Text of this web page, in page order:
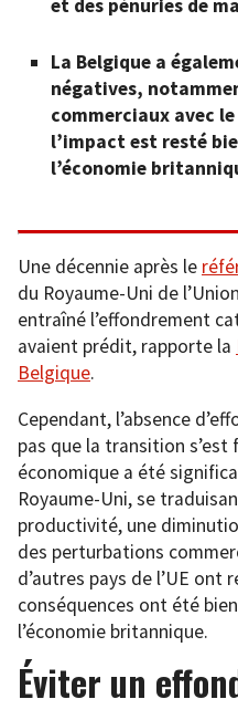
et des pénuries de
La Belgique a
négatives,
commerciaux avec
l’impact est resté
l’économie
Une décennie après le
du Royaume-Uni de
entraîné l’effondrement
avaient prédit, rapporte la
Belgique.
Cependant, l’absence
pas que la transition s’est
économique a été
Royaume-Uni, se
productivité, une
des perturbations
d’autres pays de l’UE ont
conséquences ont été
l’économie britannique.
Éviter un